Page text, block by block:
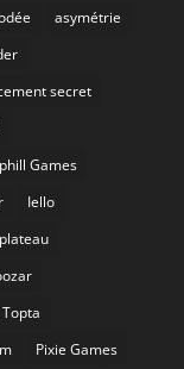
asymétrie
secret
Games
Iello
Pixie Games